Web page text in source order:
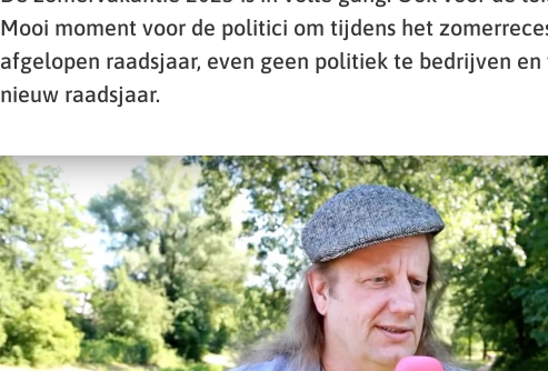
Mooi moment voor de politici om tijdens het
afgelopen raadsjaar, even geen politiek te bedrijven
nieuw raadsjaar.